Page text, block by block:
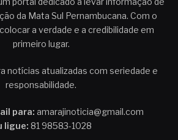
da Mata Sul Pernambucana. Com o
a verdade e a credibilidade em
primeiro lugar.
notícias atualizadas com seriedade e
responsabilidade.
para: amarajinoticia@gmail.com
ligue: 81 98583-1028